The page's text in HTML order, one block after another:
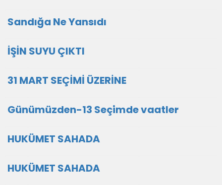
Sandığa Ne Yansıdı
İŞİN SUYU ÇIKTI
31 MART SEÇİMİ ÜZERİNE
Günümüzden-13 Seçimde vaatler
HUKÜMET SAHADA
HUKÜMET SAHADA